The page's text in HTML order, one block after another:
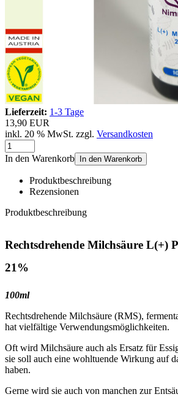
Lieferzeit: 1-3 Tage
13,90 EUR
inkl. 20 % MwSt. zzgl. Versandkosten
In den Warenkorb In den Warenkorb
Produktbeschreibung
Rezensionen
Produktbeschreibung
Rechtsdrehende Milchsäure L(+)
21%
100ml
Rechtsdrehende Milchsäure (RMS),
hat vielfältige Verwendungsmöglichkeiten.
Oft wird Milchsäure auch als Ersatz für
sie soll auch eine wohltuende Wirkung auf
haben.
Gerne wird sie auch von manchen zur